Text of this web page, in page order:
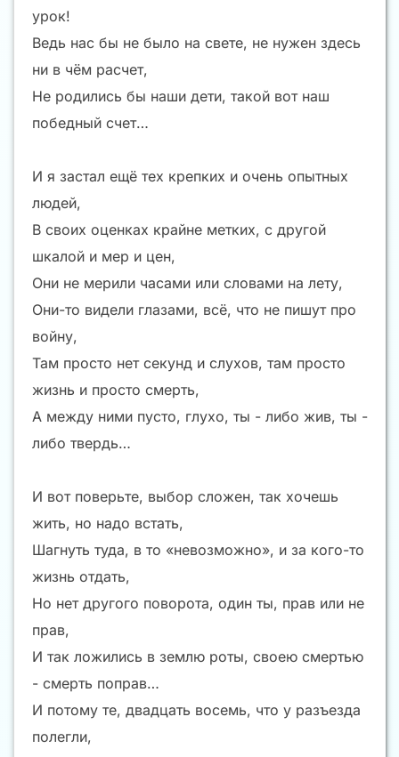
урок!
Ведь нас бы не было на свете, не нужен здесь
ни в чём расчет,
Не родились бы наши дети, такой вот наш
победный счет…
И я застал ещё тех крепких и очень опытных
людей,
В своих оценках крайне метких, с другой
шкалой и мер и цен,
Они не мерили часами или словами на лету,
Они-то видели глазами, всё, что не пишут про
войну,
Там просто нет секунд и слухов, там просто
жизнь и просто смерть,
А между ними пусто, глухо, ты - либо жив, ты -
либо твердь…
И вот поверьте, выбор сложен, так хочешь
жить, но надо встать,
Шагнуть туда, в то «невозможно», и за кого-то
жизнь отдать,
Но нет другого поворота, один ты, прав или не
прав,
И так ложились в землю роты, своею смертью
- смерть поправ…
И потому те, двадцать восемь, что у разъезда
полегли,